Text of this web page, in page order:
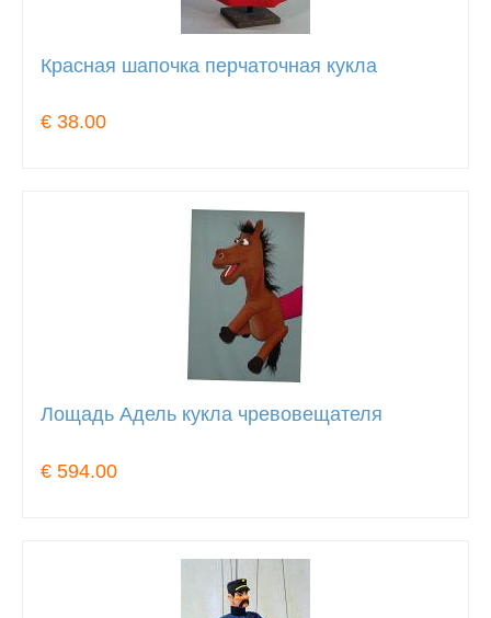
Красная шапочка перчаточная кукла
€ 38.00
Лощадь Адель кукла чревовещателя
€ 594.00